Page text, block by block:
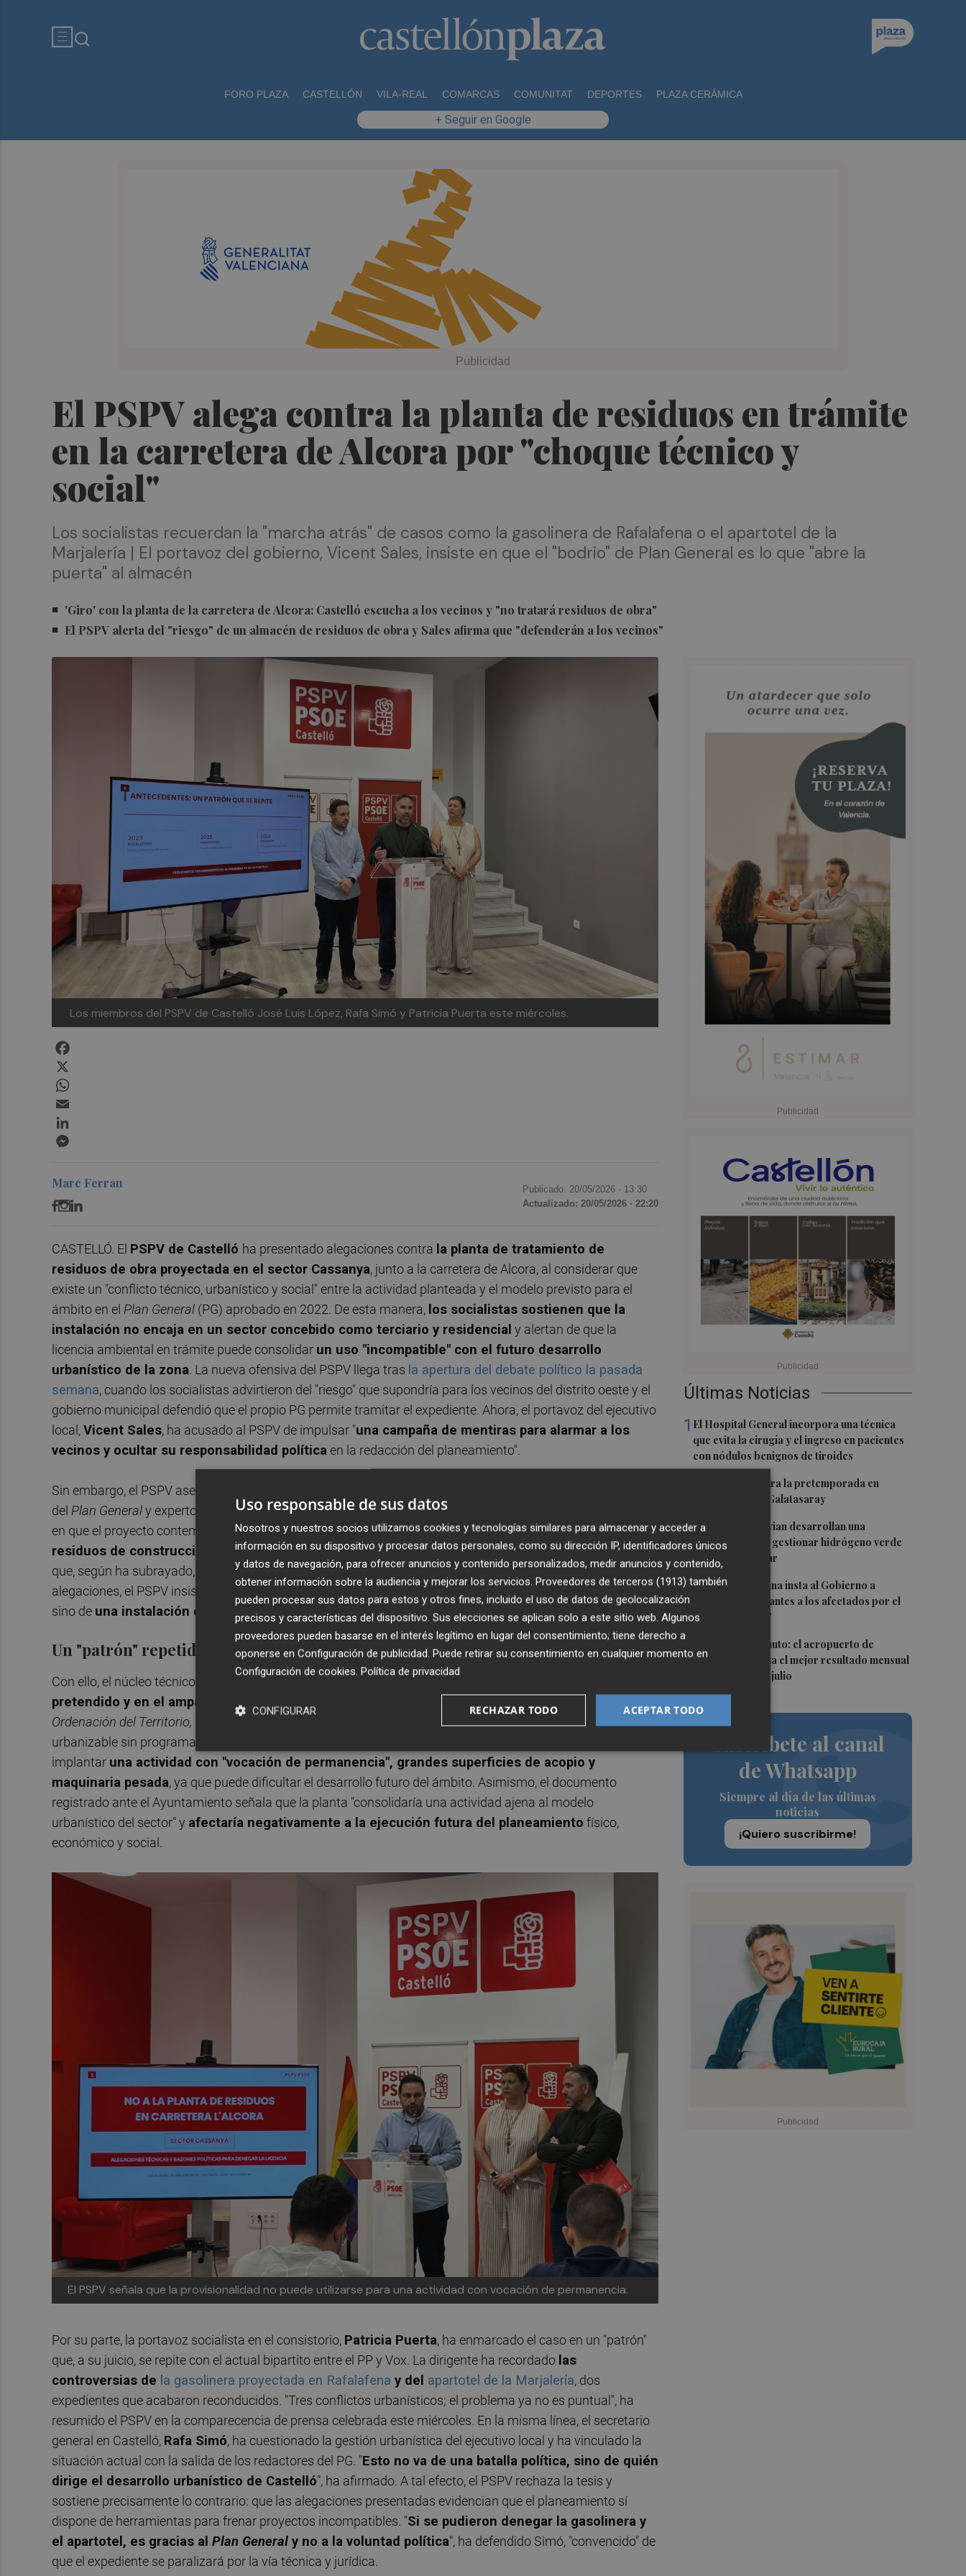
FORO PLAZA CASTELLÓN VILA-REAL COMARCAS COMUNITAT DEPORTES PLAZA CERÁMICA
+ Seguir en Google
El PSPV alega contra la planta de residuos en trámite
en la carretera de Alcora por "choque técnico y
social"
Los socialistas recuerdan la "marcha atrás" de casos como la gasolinera de Rafalafena o el apartotel de la
Marjalería | El portavoz del gobierno, Vicent Sales, insiste en que el "bodrio" de Plan General es lo que "abre la
puerta" al almacén
'Giro' con la planta de la carretera de Alcora: Castelló escucha a los vecinos y "no tratará residuos de obra"
El PSPV alerta del "riesgo" de un almacén de residuos de obra y Sales afirma que "defenderán a los vecinos"
Los miembros del PSPV de Castelló José Luis López, Rafa Simó y Patricia Puerta este miércoles.
Últimas Noticias
1 El Hospital General incorpora una técnica
que evita la cirugía y el ingreso en pacientes
con nódulos benignos de tiroides
El Villarreal cierra la pretemporada en
Turquía ante el Galatasaray
3Espaitec y Abervian desarrollan una
tecnología para gestionar hidrógeno verde
con energía solar
4Miguel Barrachina insta al Gobierno a
"ayudar cuanto antes a los afectados por el
fuego en La Vall"
5
Sof-IA en un minuto: el aeropuerto de
Castellón alcanza el mejor resultado mensual
de pasajeros en julio
Suscríbete al canal
de Whatsapp
Siempre al día de las últimas
noticias
¡Quiero suscribirme!
Marc Ferran Publicado: 20/05/2026 · 13:30
Actualizado: 20/05/2026 · 22:20
CASTELLÓ. El PSPV de Castelló ha presentado alegaciones contra la planta de tratamiento de
residuos de obra proyectada en el sector Cassanya, junto a la carretera de Alcora, al considerar que
existe un "conflicto técnico, urbanístico y social" entre la actividad planteada y el modelo previsto para el
ámbito en el Plan General (PG) aprobado en 2022. De esta manera, los socialistas sostienen que la
instalación no encaja en un sector concebido como terciario y residencial y alertan de que la
licencia ambiental en trámite puede consolidar un uso "incompatible" con el futuro desarrollo
urbanístico de la zona. La nueva ofensiva del PSPV llega tras la apertura del debate político la pasada
semana, cuando los socialistas advirtieron del "riesgo" que supondría para los vecinos del distrito oeste y el
gobierno municipal defendió que el propio PG permite tramitar el expediente. Ahora, el portavoz del ejecutivo
local,Vicent Sales, ha acusado al PSPV de impulsar "una campaña de mentiras para alarmar a los
vecinos y ocultar su responsabilidad política en la redacción del planeamiento".
Sin embargo, el PSPV asegura haber desmontado esa interpretación después de reunirse con redactores
del Plan Generaly expertos urbanísticos. Así, el portavoz adjunto municipal,
en que el proyecto contempla
una planta de "almacenaje, tratamiento, trituración y valorización de
residuos de construcción y demolición", con tránsito de camiones y emisiones de polvo, una actividad
que, según ha subrayado, el expediente reconoce como industrial y potencialmente contaminadora. En sus
alegaciones, el PSPV insiste en que no se trata de una industria ligera compatible con el entorno residencial,
sino de una instalación con "afecciones ambientales relevantes" y difícilmente reversible .
Un "patrón" repetido en otros ejemplos mediáticos
Con ello, el núcleo técnico de las alegaciones se centra en
la incompatibilidad urbanística del uso
pretendido y en el amparo de la mercantil en dos artículos
Ordenación del Territorio, Urbanismo y Paisaje
(TRLOTUP) para obtener una licencia provisional en suelo
urbanizable sin programación. Los socialistas sostienen que la figura excepcional no puede utilizarse para
implantar una actividad con "vocación de permanencia", grandes superficies de acopio y
maquinaria pesada, ya que puede dificultar el desarrollo futuro del ámbito. Asimismo, el documento
registrado ante el Ayuntamiento señala que la planta "consolidaría una actividad ajena al modelo
urbanístico del sector" y afectaría negativamente a la ejecución futura del planeamiento físico,
económico y social.
El PSPV señala que la provisionalidad no puede utilizarse para una actividad con vocación de permanencia.
Por su parte, la portavoz socialista en el consistorio, Patricia Puerta, ha enmarcado el caso en un "patrón"
que, a su juicio, se repite con el actual bipartito entre el PP y Vox. La dirigente ha recordado las
controversias de la gasolinera proyectada en Rafalafena y del apartotel de la Marjalería, dos
expedientes que acabaron reconducidos. "Tres conflictos urbanísticos; el problema ya no es puntual", ha
resumido el PSPV en la comparecencia de prensa celebrada este miércoles. En la misma línea, el secretario
general en Castelló, Rafa Simó, ha cuestionado la gestión urbanística del ejecutivo local y ha vinculado la
situación actual con la salida de los redactores del PG. "Esto no va de una batalla política, sino de quién
dirige el desarrollo urbanístico de Castelló", ha afirmado. A tal efecto, el PSPV rechaza la tesis y
sostiene precisamente lo contrario: que las alegaciones presentadas evidencian que el planeamiento sí
dispone de herramientas para frenar proyectos incompatibles. "Si se pudieron denegar la gasolinera y
el apartotel, es gracias al Plan General y no a la voluntad política", ha defendido Simó, "convencido" de
que el expediente se paralizará por la vía técnica y jurídica.
Uso responsable de sus datos
Nosotros y nuestros socios utilizamos cookies y tecnologías similares para almacenar y acceder a
información en su dispositivo y procesar datos personales, como su dirección IP, identificadores únicos
y datos de navegación, para ofrecer anuncios y contenido personalizados, medir anuncios y contenido,
obtener información sobre la audiencia y mejorar los servicios. Proveedores de terceros (1913) también
pueden procesar sus datos para estos y otros fines, incluido el uso de datos de geolocalización
precisos y características del dispositivo. Sus elecciones se aplican solo a este sitio web. Algunos
proveedores pueden basarse en el interés legítimo en lugar del consentimiento; tiene derecho a
oponerse en Configuración de publicidad. Puede retirar su consentimiento en cualquier momento en
Configuración de cookies. Política de privacidad
ACEPTAR TODO
RECHAZAR TODO
CONFIGURAR